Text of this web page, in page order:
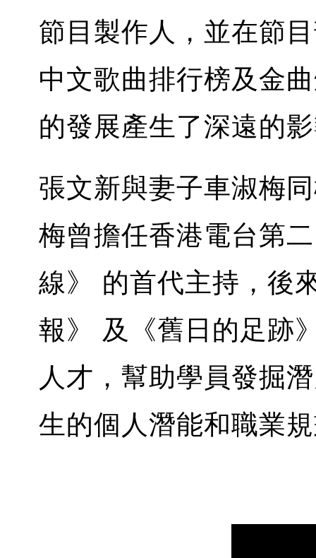
節目製作人，並在節
中文歌曲排行榜及金
的發展產生了深遠的
張文新與妻子車淑梅
梅曾擔任香港電台第
線》 的首代主持，後
報》 及《舊日的足跡
人才，幫助學員發掘
生的個人潛能和職業